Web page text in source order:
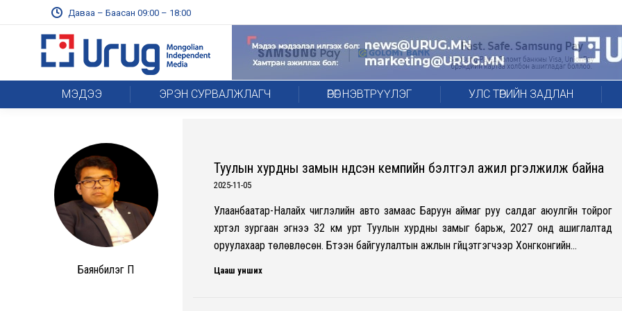
Даваа – Баасан 09:00 – 18:00
МЭДЭЭ ЭРЭН СУРВАЛЖЛАГЧ ӨРӨГ НЭВТРҮҮЛЭГ УЛС ТӨРИЙН ЗАДЛАН
Баянбилэг П
Туулын хурдны замын үндсэн кемпийн бэлтгэл ажил үргэлжилж байна
2025-11-05
Улаанбаатар-Налайх чиглэлийн авто замаас Баруун аймаг руу салдаг аюулгүйн тойрог
хүртэл зургаан эгнээ 32 км урт Туулын хурдны замыг барьж, 2027 онд ашиглалтад
оруулахаар төлөвлөсөн. Бүтээн байгуулалтын ажлын гүйцэтгэгчээр Хонгконгийн…
Цааш унших